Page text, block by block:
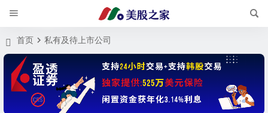
首页 私有及待上市公司